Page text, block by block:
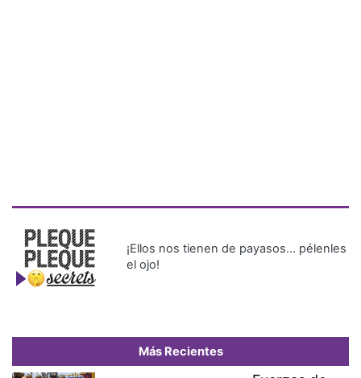
¡Ellos nos tienen de payasos… pélenles
el ojo!
Más Recientes